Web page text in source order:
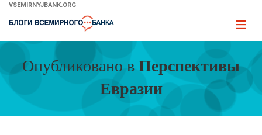
Skip
Main
VSEMIRNYJBANK.ORG
Page
Опубликовано в Перспективы
Евразии